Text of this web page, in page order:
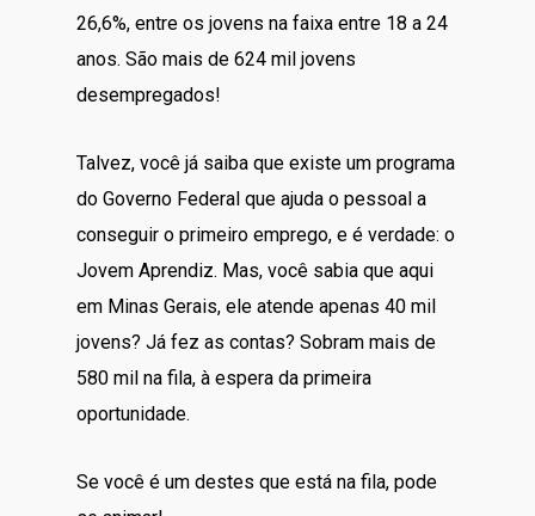
26,6%, entre os jovens na faixa entre 18 a 24
anos. São mais de 624 mil jovens
desempregados!
Talvez, você já saiba que existe um programa
do Governo Federal que ajuda o pessoal a
conseguir o primeiro emprego, e é verdade: o
Jovem Aprendiz. Mas, você sabia que aqui
em Minas Gerais, ele atende apenas 40 mil
jovens? Já fez as contas? Sobram mais de
580 mil na fila, à espera da primeira
oportunidade.
Se você é um destes que está na fila, pode